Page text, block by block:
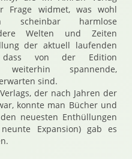
Frage widmet, was wohl
scheinbar harmlose
Welten und Zeiten
der aktuell laufenden
dass von der Edition
weiterhin spannende,
sind.
der nach Jahren der
konnte man Bücher und
neuesten Enthüllungen
Expansion) gab es